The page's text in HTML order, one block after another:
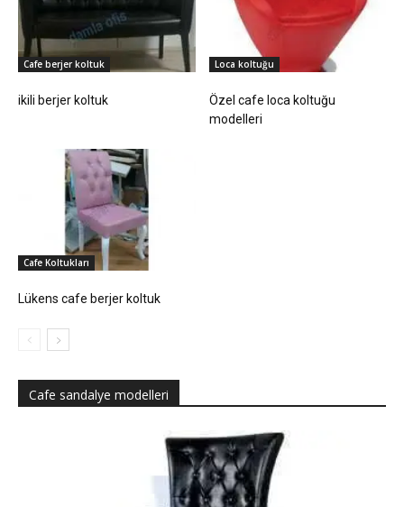
Cafe berjer koltuk
ikili berjer koltuk
Loca koltuğu
Özel cafe loca koltuğu
modelleri
Cafe Koltukları
Lükens cafe berjer koltuk
Cafe sandalye modelleri